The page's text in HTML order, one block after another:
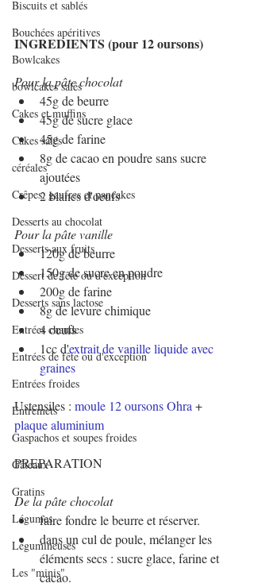
Biscuits et sablés
Bouchées apéritives
Bowlcakes
bowlcakes salés
Cakes et muffins
Cakes salés
céréales
Crêpes, gaufres et pancakes
Desserts au chocolat
Desserts aux fruits
Dessert de fête ou d'exception
Desserts sans lactose
Entrées chaudes
Entrées de fête ou d'exception
Entrées froides
Entremets
Gaspachos et soupes froides
Gâteaux
Gratins
Légumes
Légumineuses
Les "minis"
INGREDIENTS (pour 12 oursons)
Pour la pâte chocolat
45g de beurre
45g de sucre glace
45g de farine
8g de cacao en poudre sans sucre
ajoutées
2 blancs d'oeufs
Pour la pâte vanille
120g de beurre
150g de sucre en poudre
200g de farine
8g de levure chimique
4 oeufs
1cc d'extrait de vanille liquide avec
graines
Ustensiles : moule 12 oursons Ohra +
plaque aluminium
PREPARATION
De la pâte chocolat
faire fondre le beurre et réserver.
dans un cul de poule, mélanger les
éléments secs : sucre glace, farine et
cacao.